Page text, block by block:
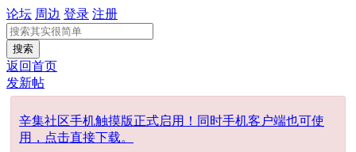
论坛 周边 登录 注册
搜索
返回首页
发新帖
辛集社区手机触摸版正式启用！同时手机客户端也可使
用，点击直接下载。